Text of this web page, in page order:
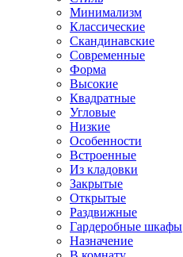
Минимализм
Классические
Скандинавские
Современные
Форма
Высокие
Квадратные
Угловые
Низкие
Особенности
Встроенные
Из кладовки
Закрытые
Открытые
Раздвижные
Гардеробные шкафы
Назначение